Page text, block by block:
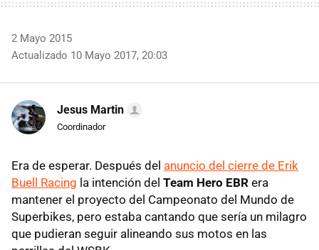
2 Mayo 2015
Actualizado 10 Mayo 2017, 20:03
Jesus Martin
Coordinador
Era de esperar. Después del anuncio del cierre de Erik
Buell Racing la intención del Team Hero EBR era
mantener el proyecto del Campeonato del Mundo de
Superbikes, pero estaba cantando que sería un milagro
que pudieran seguir alineando sus motos en las